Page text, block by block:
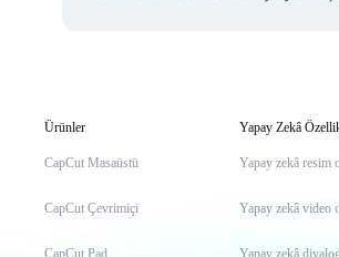
Ürünler
CapCut Masaüstü
CapCut Çevrimiçi
CapCut Pad
Yapay Zekâ
Yapay zekâ resim
Yapay zekâ video
Yapay zekâ